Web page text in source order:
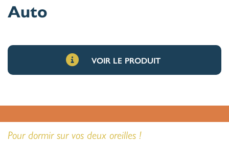
Auto
VOIR LE PRODUIT
Pour dormir sur vos deux oreilles !